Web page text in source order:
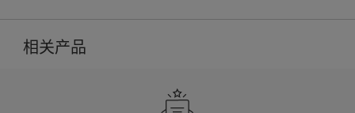
相关产品